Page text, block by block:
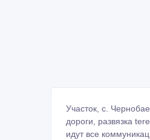
Участок, с.
дороги, развязка
идут все